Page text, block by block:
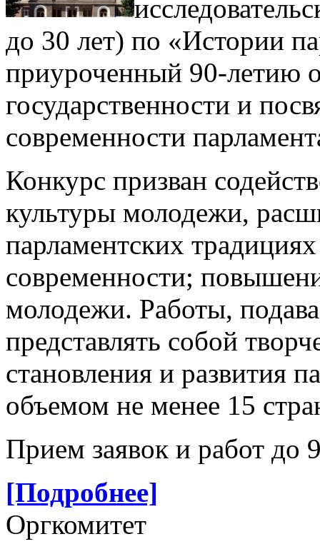
до 30 лет) по «Истории
приуроченный 90-летию
государственности и
современности
Конкурс призван
культуры молодежи,
парламентских
современности;
молодежи. Работы,
представлять собой
становления и развития
объемом не менее 15
Прием заявок и работ до
[Подробнее]
Оргкомитет